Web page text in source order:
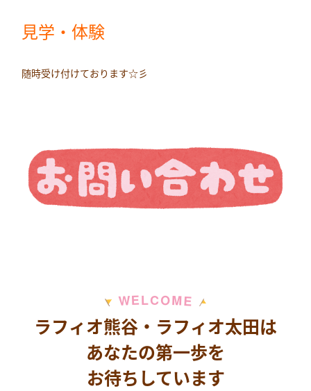
見学・体験
随時受け付けております☆彡
WELCOME
ラフィオ熊谷・ラフィオ太田は
あなたの第一歩を
お待ちしています